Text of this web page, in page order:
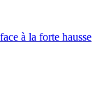
à la forte hausse